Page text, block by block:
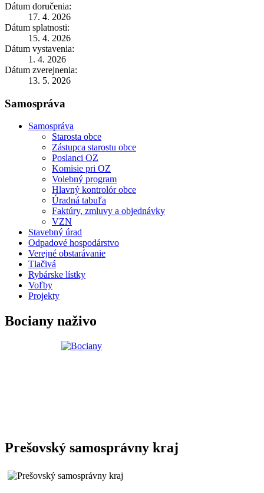
Dátum doručenia:
17. 4. 2026
Dátum splatnosti:
15. 4. 2026
Dátum vystavenia:
1. 4. 2026
Dátum zverejnenia:
13. 5. 2026
Samospráva
Samospráva
Starosta obce
Zástupca starostu obce
Poslanci OZ
Komisie pri OZ
Volebný program
Hlavný kontrolór obce
Úradná tabuľa
Faktúry, zmluvy a objednávky
VZN
Stavebný úrad
Odpadové hospodárstvo
Verejné obstarávanie
Tlačivá
Rybárske lístky
Voľby
Projekty
Bociany naživo
Prešovský samosprávny kraj